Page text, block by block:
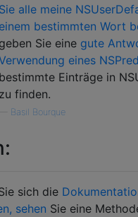
Sie alle meine
einem bestimmten Wort
geben Sie eine gute
eines
bestimmte Einträge in
zu finden.
Basil Bourque
sich die
sehen Sie eine